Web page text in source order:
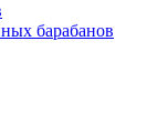
барабанов